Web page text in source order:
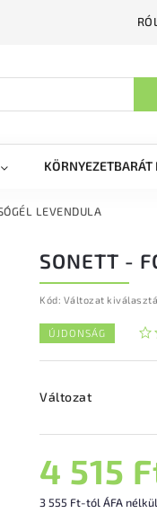
LEVENDULA
SONETT -
Kód: Változat
ÚJDONSÁG
Változat
4 515
3 555 Ft-tól ÁFA nélkül